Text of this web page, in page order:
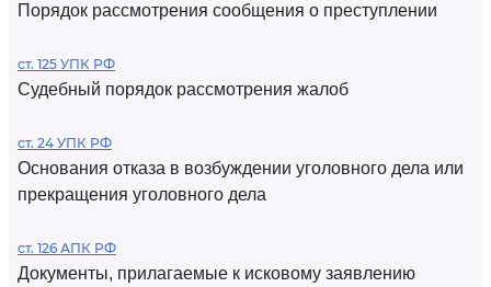
Порядок рассмотрения сообщения о преступлении
ст. 125 УПК РФ
Судебный порядок рассмотрения жалоб
ст. 24 УПК РФ
Основания отказа в возбуждении уголовного дела или
прекращения уголовного дела
ст. 126 АПК РФ
Документы, прилагаемые к исковому заявлению